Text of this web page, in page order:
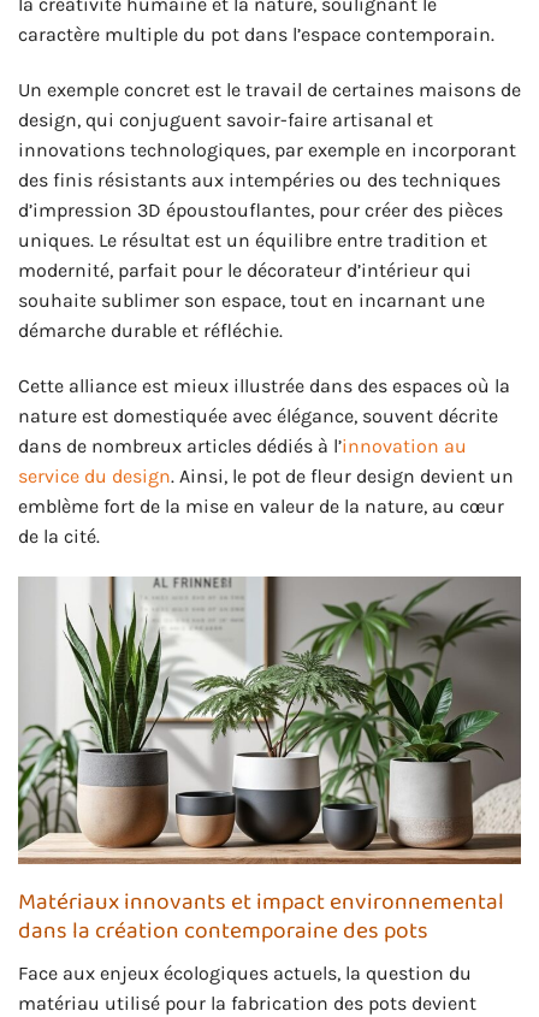
caractère multiple du pot dans l’espace contemporain.
Un exemple concret est le travail de certaines maisons de
design, qui conjuguent savoir-faire artisanal et
innovations technologiques, par exemple en incorporant
des finis résistants aux intempéries ou des techniques
d’impression 3D époustouflantes, pour créer des pièces
uniques. Le résultat est un équilibre entre tradition et
modernité, parfait pour le décorateur d’intérieur qui
souhaite sublimer son espace, tout en incarnant une
démarche durable et réfléchie.
Cette alliance est mieux illustrée dans des espaces où la
nature est domestiquée avec élégance, souvent décrite
dans de nombreux articles dédiés à l’innovation au
service du design. Ainsi, le pot de fleur design devient un
emblème fort de la mise en valeur de la nature, au cœur
de la cité.
Matériaux innovants et impact environnemental
dans la création contemporaine des pots
Face aux enjeux écologiques actuels, la question du
matériau utilisé pour la fabrication des pots devient